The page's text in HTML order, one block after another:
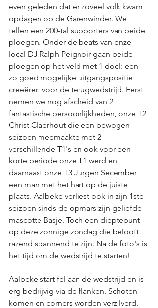
even geleden dat er zoveel volk kwam
opdagen op de Garenwinder. We
tellen een 200-tal supporters van beide
ploegen. Onder de beats van onze
local DJ Ralph Peignoir gaan beide
ploegen op het veld met 1 doel: een
zo goed mogelijke uitgangspositie
creeëren voor de terugwedstrijd. Eerst
nemen we nog afscheid van 2
fantastische persoonlijkheden, onze T2
Christ Claerhout die een bewogen
seizoen meemaakte met 2
verschillende T1's en ook voor een
korte periode onze T1 werd en
daarnaast onze T3 Jurgen Secember
een man met het hart op de juiste
plaats. Aalbeke verliest ook in zijn 1ste
seizoen sinds de opmars zijn geliefde
mascotte Basje. Toch een dieptepunt
op deze zonnige zondag die belooft
razend spannend te zijn. Na de foto's is
het tijd om de wedstrijd te starten!
Aalbeke start fel aan de wedstrijd en is
erg bedrijvig via de flanken. Schoten
komen en corners worden verzilverd.